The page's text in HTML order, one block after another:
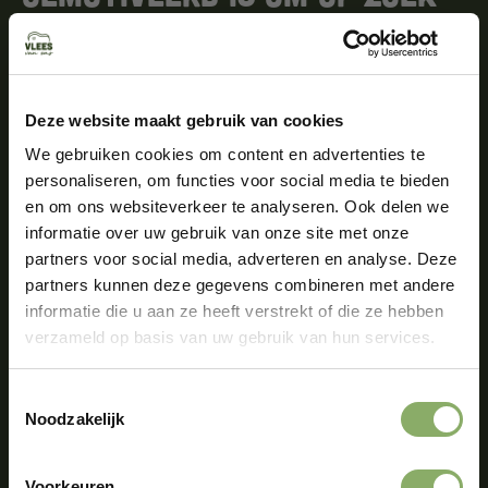
Deze website maakt gebruik van cookies
We gebruiken cookies om content en advertenties te
personaliseren, om functies voor social media te bieden
en om ons websiteverkeer te analyseren. Ook delen we
informatie over uw gebruik van onze site met onze
partners voor social media, adverteren en analyse. Deze
partners kunnen deze gegevens combineren met andere
informatie die u aan ze heeft verstrekt of die ze hebben
verzameld op basis van uw gebruik van hun services.
Noodzakelijk
te gaan naar de oorsprong
van de darmklachten
In de behandeling is voeding de basis, afgestemd op
de darmklachten en laboratorium uitslagen van de
cliënt. Om de darmen te herstellen en tekorten aan te
vullen worden orgaanvlees en
bottenbouillon effectiefingezet. Je leert de
verschillende smaken van orgaanvlees kennen. De
organen en diverse bereidingswijzen geven
een culinaire smaak zoals een runderhart stoven of
bakken als biefstuk. Waar nodig kan Marinde
Wil je leren hoe gezond eten jouw maag- en